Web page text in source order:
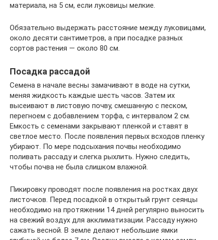
материала, на 5 см, если луковицы мелкие.
Обязательно выдержать расстояние между луковицами,
около десяти сантиметров, а при посадке разных
сортов растения — около 80 см.
Посадка рассадой
Семена в начале весны замачивают в воде на сутки,
меняя жидкость каждые шесть часов. Затем их
высеивают в листовую почву, смешанную с песком,
перегноем с добавлением торфа, с интервалом 2 см.
Емкость с семенами закрывают пленкой и ставят в
светлое место. После появления первых всходов пленку
убирают. По мере подсыхания почвы необходимо
поливать рассаду и слегка рыхлить. Нужно следить,
чтобы почва не была слишком влажной.
Пикировку проводят после появления на ростках двух
листочков. Перед посадкой в открытый грунт сеянцы
необходимо на протяжении 14 дней регулярно выносить
на свежий воздух для акклиматизации. Рассаду нужно
сажать весной. В земле делают небольшие ямки